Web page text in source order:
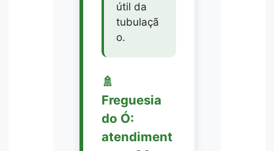
útil da
tubulaçã
o.
🚿
Freguesia
do Ó:
atendiment